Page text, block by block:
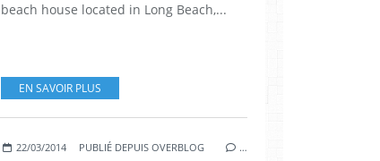
beach house located in Long Beach,...
EN SAVOIR PLUS
22/03/2014 PUBLIÉ DEPUIS OVERBLOG …